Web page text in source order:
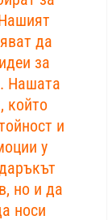
да
за
Нашата
който
и
у
но и да
носи